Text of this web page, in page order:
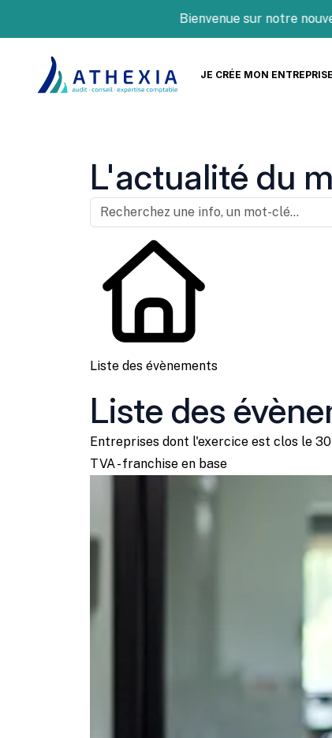
Bienvenue sur notre
JE CRÉE MON ENTREPRISE
L'actualité du
Liste des évènements
Liste des
Entreprises dont l'exercice est clos le
TVA - franchise en base